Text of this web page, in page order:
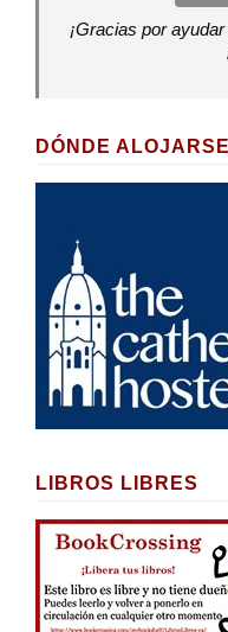
¡Gracias por
DÓNDE
LIBROS LIBRES